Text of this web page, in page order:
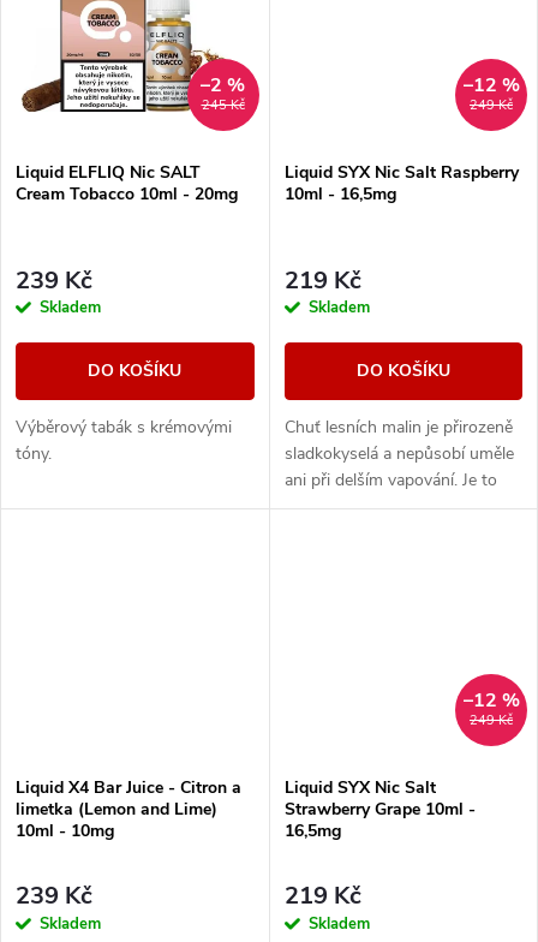
245 Kč
–2 %
Liquid ELFLIQ Nic SALT
Cream Tobacco 10ml - 20mg
239 Kč
Skladem
DO KOŠÍKU
Výběrový tabák s krémovými
tóny.
249 Kč
–12 %
Liquid SYX Nic Salt Raspberry
10ml - 16,5mg
219 Kč
Skladem
DO KOŠÍKU
Chuť lesních malin je přirozeně
sladkokyselá a nepůsobí uměle
ani při delším vapování. Je to
ten typ e-liquidu, který tě
Liquid X4 Bar Juice - Citron a
limetka (Lemon and Lime)
10ml - 10mg
239 Kč
Skladem
249 Kč
–12 %
Liquid SYX Nic Salt
Strawberry Grape 10ml -
16,5mg
219 Kč
Skladem